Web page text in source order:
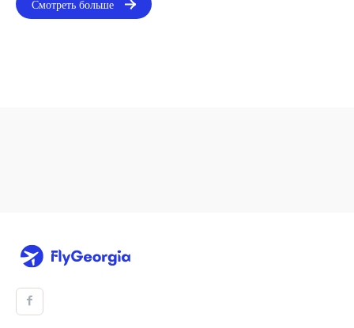
Смотреть больше